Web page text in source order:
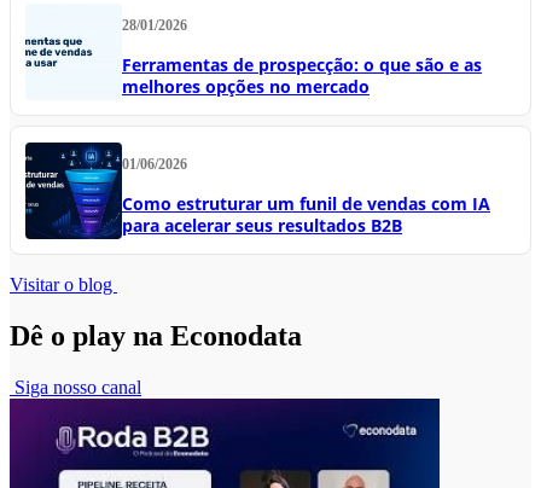
28/01/2026
Ferramentas de prospecção: o que são e as
melhores opções no mercado
01/06/2026
Como estruturar um funil de vendas com IA
para acelerar seus resultados B2B
Visitar o blog
Dê o play na Econodata
Siga nosso canal